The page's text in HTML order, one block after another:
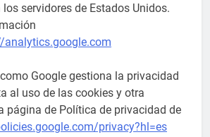
los servidores de Estados Unidos.
analytics.google.com
Google gestiona la privacidad
al uso de las cookies y otra
página de Política de privacidad de
privacy?hl=es